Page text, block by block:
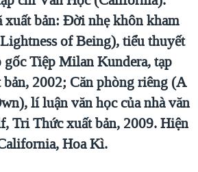
MẠI CỦA MỸ: QUÁ KHỨ VÀ HIỆN
2024
TẠI DẢI GAZA
& CON ĐƯỜNG
xuất bản: Đời nhẹ khôn kham
of Being), tiểu thuyết
gốc Tiệp Milan Kundera, tạp
2002; Căn phòng riêng (A
lí luận văn học của nhà văn
Tri Thức xuất bản, 2009. Hiện
Hoa Kì.